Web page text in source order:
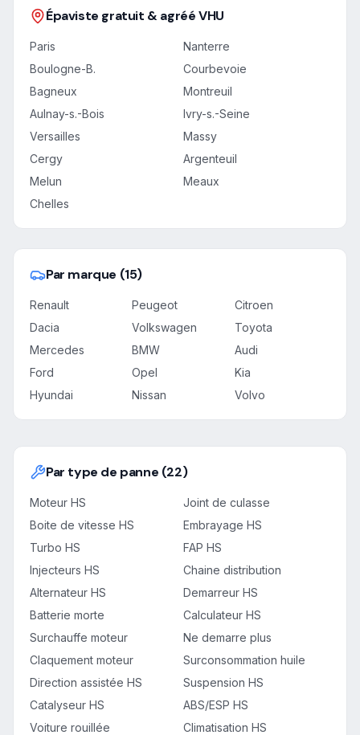
Épaviste gratuit & agréé VHU
Paris
Nanterre
Boulogne-B.
Courbevoie
Bagneux
Montreuil
Aulnay-s.-Bois
Ivry-s.-Seine
Versailles
Massy
Cergy
Argenteuil
Melun
Meaux
Chelles
Par marque (15)
Renault Peugeot
Citroen
Dacia
Volkswagen
Toyota
Mercedes
BMW
Audi
Ford
Opel
Kia
Hyundai
Nissan Volvo
Par type de panne (22)
Moteur HS
Joint de culasse
Boite de vitesse HS
Embrayage HS
Turbo HS
FAP HS
Injecteurs HS
Chaine distribution
Alternateur HS
Demarreur HS
Batterie morte
Calculateur HS
Surchauffe moteur
Ne demarre plus
Claquement moteur
Surconsommation huile
Direction assistée HS
Suspension HS
Catalyseur HS
ABS/ESP HS
Voiture rouillée
Climatisation HS